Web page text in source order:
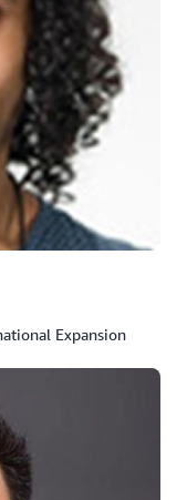
Expansion